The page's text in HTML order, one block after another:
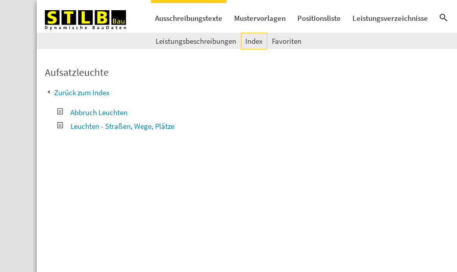
Ausschreibungstexte Mustervorlagen Positionsliste Leistungsverzeichnisse
Leistungsbeschreibungen Index Favoriten
Aufsatzleuchte
Zurück zum Index
Abbruch Leuchten
Leuchten - Straßen, Wege, Plätze